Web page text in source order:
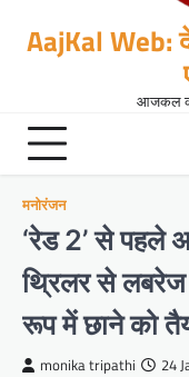
AajKal Web:
आजकल की
मनोरंजन
‘रेड 2’ से पहले
थ्रिलर से लबरेज
रूप में छाने को
monika tripathi 24